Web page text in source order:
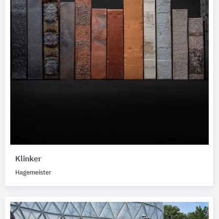
Klinker
Hagemeister